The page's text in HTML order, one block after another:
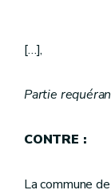
[…],
Partie
CONTRE :
La commune